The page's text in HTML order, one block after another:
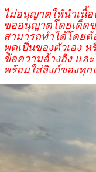
ไม่อนุญาตให้นำเนื้
ขออนุญาตโดยเด็ด
สามารถทำได้โดย
พูดเป็นของตัวเอง
ข้อความอ้างอิง แล
พร้อมใส่ลิงก์ของทุ